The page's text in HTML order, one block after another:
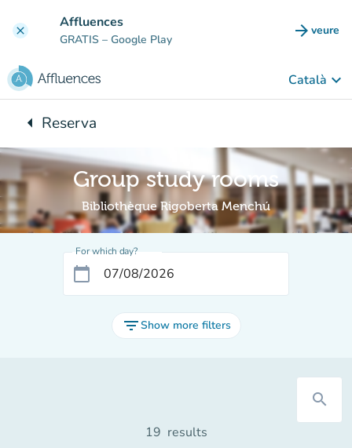
clear Affluences
GRATIS – Google Play arrow_forward veure
(new
Català keyboard_arrow_down
arrow_leftBack to:
Reserva
Group study rooms
Bibliothèque Rigoberta Menchú
For which day?
calendar_today
filter_listShow more filters
search
19 results